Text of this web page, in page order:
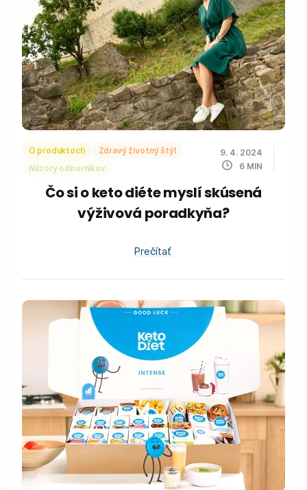
O produktoch
Zdravý životný štýl
Názory odborníkov
9. 4. 2024
6 MIN
Čo si o keto diéte myslí skúsená
výživová poradkyňa?
Prečítať